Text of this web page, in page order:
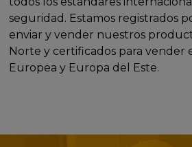
seguridad. Estamos registrados
enviar y vender nuestros
Norte y certificados para vender
Europea y Europa del Este.